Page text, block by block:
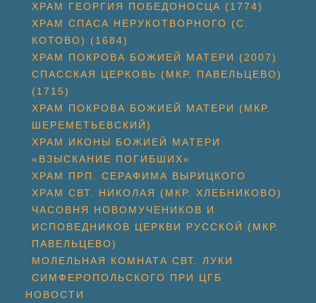
ХРАМ ГЕОРГИЯ ПОБЕДОНОСЦА (1774)
ХРАМ СПАСА НЕРУКОТВОРНОГО (С.
КОТОВО) (1684)
ХРАМ ПОКРОВА БОЖИЕЙ МАТЕРИ (2007)
СПАССКАЯ ЦЕРКОВЬ (МКР. ПАВЕЛЬЦЕВО)
(1715)
ХРАМ ПОКРОВА БОЖИЕЙ МАТЕРИ (МКР.
ШЕРЕМЕТЬЕВСКИЙ)
ХРАМ ИКОНЫ БОЖИЕЙ МАТЕРИ
«ВЗЫСКАНИЕ ПОГИБШИХ»
ХРАМ ПРП. СЕРАФИМА ВЫРИЦКОГО
ХРАМ СВТ. НИКОЛАЯ (МКР. ХЛЕБНИКОВО)
ЧАСОВНЯ НОВОМУЧЕНИКОВ И
ИСПОВЕДНИКОВ ЦЕРКВИ РУССКОЙ (МКР.
ПАВЕЛЬЦЕВО)
МОЛЕЛЬНАЯ КОМНАТА СВТ. ЛУКИ
СИМФЕРОПОЛЬСКОГО ПРИ ЦГБ
НОВОСТИ